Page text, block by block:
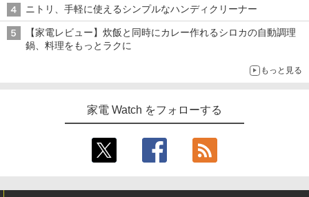
ニトリ、手軽に使えるシンプルなハンディクリーナー
【家電レビュー】炊飯と同時にカレー作れるシロカの自動調理
鍋、料理をもっとラクに
もっと見る
家電 Watch をフォローする